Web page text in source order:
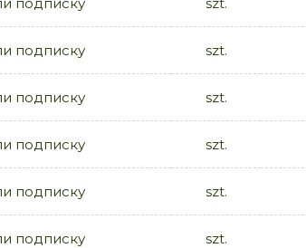
подписку szt.
подписку szt.
подписку szt.
подписку szt.
подписку szt.